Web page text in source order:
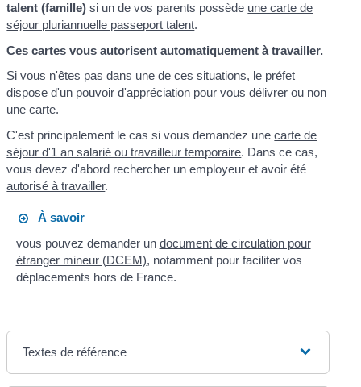
talent (famille) si un de vos parents possède une carte de
séjour pluriannuelle passeport talent.
Ces cartes vous autorisent automatiquement à travailler.
Si vous n'êtes pas dans une de ces situations, le préfet
dispose d'un pouvoir d'appréciation pour vous délivrer ou non
une carte.
C'est principalement le cas si vous demandez unecarte de
séjour d'1 an salarié ou travailleur temporaire. Dans ce cas,
vous devez d'abord rechercher un employeur et avoir été
autorisé à travailler.
À savoir
vous pouvez demander un document de circulation pour
étranger mineur (DCEM), notamment pour faciliter vos
déplacements hors de France.
Textes de référence